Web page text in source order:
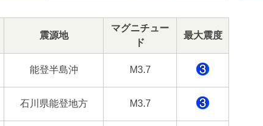
震源地
マグニチュー
ド
最大震度
能登半島沖 M3.7
石川県能登地方 M3.7